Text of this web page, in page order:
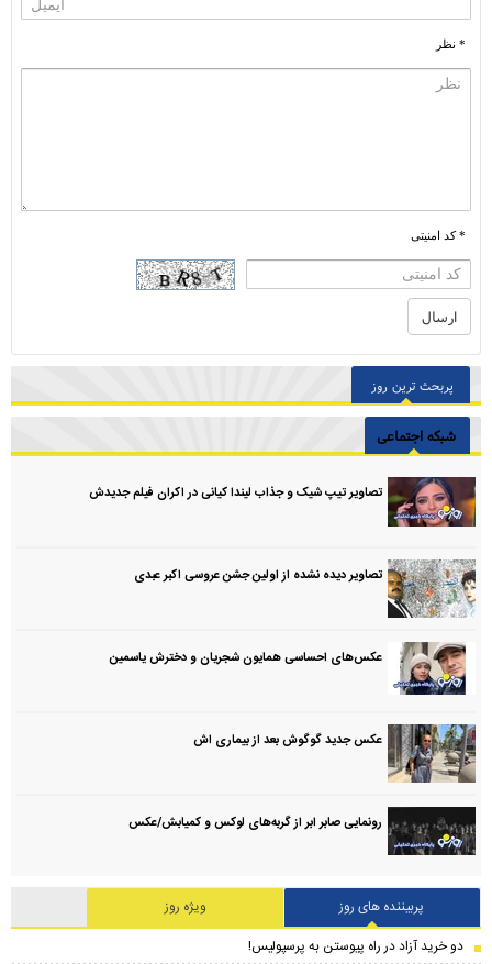
* نظر
* کد امنیتی
پربحث ترین روز
شبکه اجتماعی
تصاویر تیپ شیک و جذاب لیندا کیانی در اکران فیلم جدیدش
تصاویر دیده نشده از اولین جشن عروسی اکبر عبدی
عکس‌های احساسی همایون شجریان و دخترش یاسمین
عکس جدید گوگوش بعد از بیماری اش
رونمایی صابر ابر از گربه‌های لوکس و کمیابش/عکس
پربیننده های روز
ویژه روز
دو خرید آزاد در راه پیوستن به پرسپولیس!